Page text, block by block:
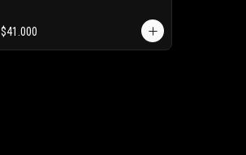
$41.000